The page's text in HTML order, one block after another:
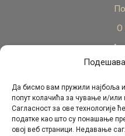
Да бисмо вам пружили најбоља
попут колачића за чување и/или
Сагласност за ове технологије
податке као што су понашање
овој веб страници. Недавање
О